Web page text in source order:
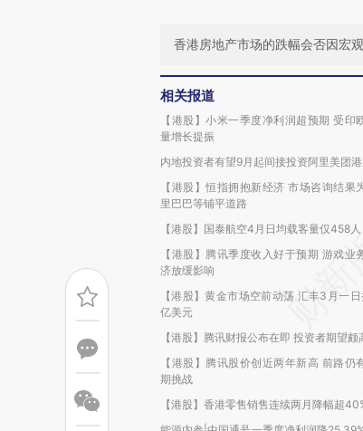
香港房地产市场的跌幅会否因宏
相关报道
【港股】小米一季度净利润超预期 受印
量增长提振
内地投资者有望9月起间接投资阿里美团
【港股】恒指拥抱新经济 市场咨询结果
里巴巴等铺平道路
【港股】国泰航空4月日均载客量仅458人
【港股】腾讯季度收入好于预期 游戏业
济放缓影响
【港股】黄金市场空前动荡 汇丰3月一
亿美元
【港股】腾讯财报公布在即 投资者期望颇
【港股】腾讯股价创近两年新高 前路仍
期挑战
【港股】香港零售销售连续两月降幅超